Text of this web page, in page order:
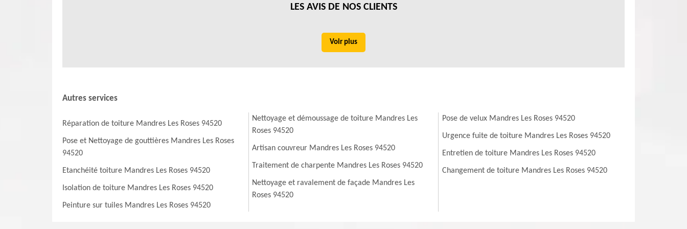
gamme. Ces produits offrent généralement une meilleure durabilité et une protection supérieure par rapport aux solutions grand
LES AVIS DE NOS CLIENTS
Voir plus
Autres services
Réparation de toiture Mandres Les Roses 94520
Pose et Nettoyage de gouttières Mandres Les Roses
94520
Etanchéité toiture Mandres Les Roses 94520
Isolation de toiture Mandres Les Roses 94520
Peinture sur tuiles Mandres Les Roses 94520
Nettoyage et démoussage de toiture Mandres Les
Roses 94520
Artisan couvreur Mandres Les Roses 94520
Traitement de charpente Mandres Les Roses 94520
Nettoyage et ravalement de façade Mandres Les
Roses 94520
Pose de velux Mandres Les Roses 94520
Urgence fuite de toiture Mandres Les Roses 94520
Entretien de toiture Mandres Les Roses 94520
Changement de toiture Mandres Les Roses 94520